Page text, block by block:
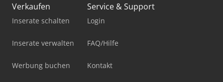
Verkaufen
Inserate schalten
Inserate verwalten
Werbung buchen
Service & Support
Login
FAQ/Hilfe
Kontakt